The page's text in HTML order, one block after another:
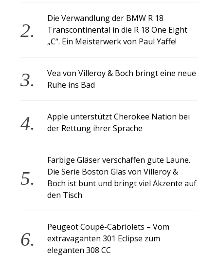
Die Verwandlung der BMW R 18
Transcontinental in die R 18 One Eight
„C“. Ein Meisterwerk von Paul Yaffe!
Vea von Villeroy & Boch bringt eine neue
Ruhe ins Bad
Apple unterstützt Cherokee Nation bei
der Rettung ihrer Sprache
Farbige Gläser verschaffen gute Laune.
Die Serie Boston Glas von Villeroy &
Boch ist bunt und bringt viel Akzente auf
den Tisch
Peugeot Coupé-Cabriolets – Vom
extravaganten 301 Eclipse zum
eleganten 308 CC